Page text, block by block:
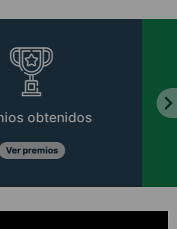
Libros CIPER
Conócelos